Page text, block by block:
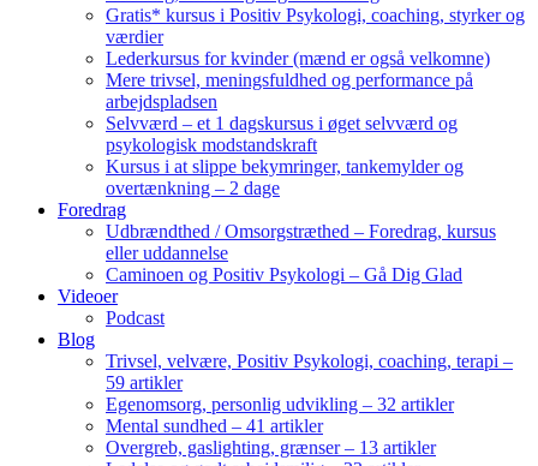
Gratis* kursus i Positiv Psykologi, coaching, styrker og
værdier
Lederkursus for kvinder (mænd er også velkomne)
Mere trivsel, meningsfuldhed og performance på
arbejdspladsen
Selvværd – et 1 dagskursus i øget selvværd og
psykologisk modstandskraft
Kursus i at slippe bekymringer, tankemylder og
overtænkning – 2 dage
Foredrag
Udbrændthed / Omsorgstræthed – Foredrag, kursus
eller uddannelse
Caminoen og Positiv Psykologi – Gå Dig Glad
Videoer
Podcast
Blog
Trivsel, velvære, Positiv Psykologi, coaching, terapi –
59 artikler
Egenomsorg, personlig udvikling – 32 artikler
Mental sundhed – 41 artikler
Overgreb, gaslighting, grænser – 13 artikler